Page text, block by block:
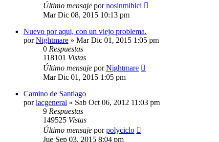
Último mensaje pornosinmibici
Mar Dic 08, 2015 10:13 pm
Nuevo por aqui, con un viejo problema.
porNightmare » Mar Dic 01, 2015 1:05 pm
0 Respuestas
118101 Vistas
Último mensaje porNightmare
Mar Dic 01, 2015 1:05 pm
Camino de Santiago
porlacgeneral » Sab Oct 06, 2012 11:03 pm
9 Respuestas
149525 Vistas
Último mensaje porpolyciclo
Jue Sep 03, 2015 8:04 pm